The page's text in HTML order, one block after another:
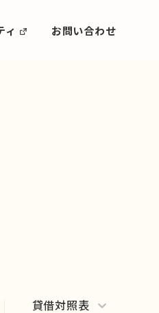
ィ お問い合わせ
貸借対照表